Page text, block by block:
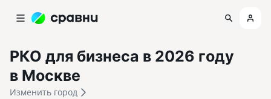
РКО для бизнеса в 2026 году
в Москве
Изменить город